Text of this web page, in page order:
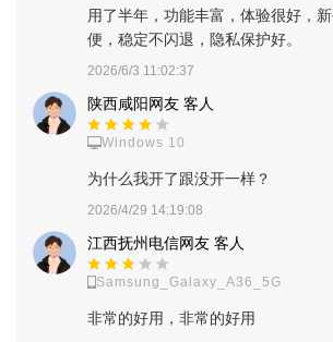
用了半年，功能丰富，体验很好，
便，稳定不闪退，隐私保护好。
2026/6/3 11:02:37
陕西咸阳网友 客人
Windows 10
为什么我开了跟没开一样？
2026/4/29 14:19:08
江西抚州电信网友 客人
Samsung_Galaxy_A36_5G
非常的好用，非常的好用